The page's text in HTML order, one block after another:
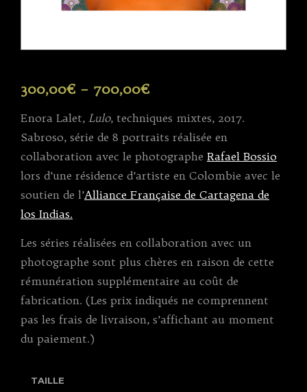
300,00€– 700,00€
Enora Lalet, Lulo, techniques mixtes, 2017.
Sabroso, série de 8 portraits réalisée en
collaboration avec le photographe Rafael Bossio
lors d’une résidence d’artiste en Colombie avec le
soutien de l’Alliance Française de Cartagena de
los Indias.
Les séries réalisées en collaboration avec un
photographe sont plus chères en raison de cette
rémunération supplémentaire au coût de
fabrication. (Les prix indiqués ne comprennent
pas les frais de livraison, s’affichant au moment
du paiement.)
TAILLE